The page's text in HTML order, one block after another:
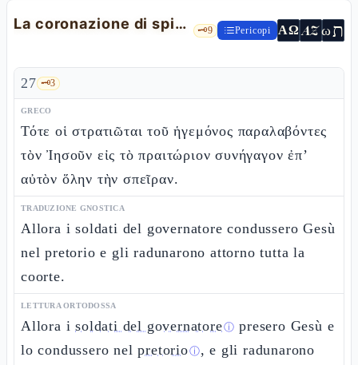
La coronazione di spine 🗝️9 Pericopi ΑΩ AZωת
27 🗝️3
GRECO
Τότε οἱ στρατιῶται τοῦ ἡγεμόνος παραλαβόντες
τὸν Ἰησοῦν εἰς τὸ πραιτώριον συνήγαγον ἐπ’
αὐτὸν ὅλην τὴν σπεῖραν.
TRADUZIONE GNOSTICA
Allora i soldati del governatore condussero Gesù
nel pretorio e gli radunarono attorno tutta la
coorte.
LETTURA ORTODOSSA
Allora isoldati del governatoreⓘ presero Gesù e
lo condussero nelpretorioⓘ, e gli radunarono